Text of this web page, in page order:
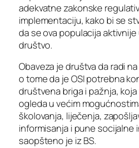
adekvatne zakonske
implementaciju, kako bi se
da se ova populacija
društvo.
Obaveza je društva da radi
o tome da je OSI potrebna
društvena briga i pažnja,
ogleda u većim
školovanja, liječenja,
informisanja i pune socijalne
saopšteno je iz BS.